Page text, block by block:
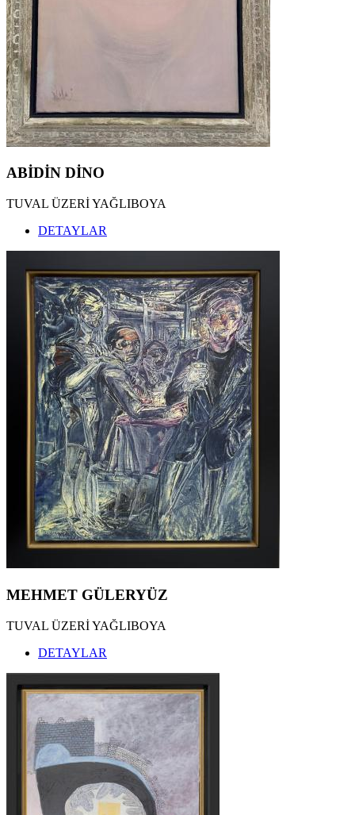
ABİDİN DİNO
TUVAL ÜZERİ YAĞLIBOYA
DETAYLAR
MEHMET GÜLERYÜZ
TUVAL ÜZERİ YAĞLIBOYA
DETAYLAR